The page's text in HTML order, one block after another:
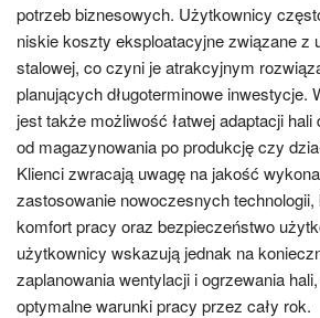
potrzeb biznesowych. Użytkownicy
niskie koszty eksploatacyjne związane z
stalowej, co czyni je atrakcyjnym
planujących długoterminowe inwestycje.
jest także możliwość łatwej adaptacji
od magazynowania po produkcję czy
Klienci zwracają uwagę na jakość
zastosowanie nowoczesnych technologii,
komfort pracy oraz bezpieczeństwo
użytkownicy wskazują jednak na
zaplanowania wentylacji i ogrzewania
optymalne warunki pracy przez cały rok.